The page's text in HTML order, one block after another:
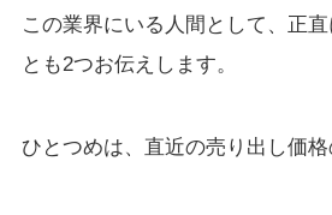
この業界にいる人間として、正
とも2つお伝えします。
ひとつめは、直近の売り出し価格